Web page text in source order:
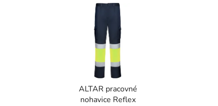
ALTAR pracovné
nohavice Reflex